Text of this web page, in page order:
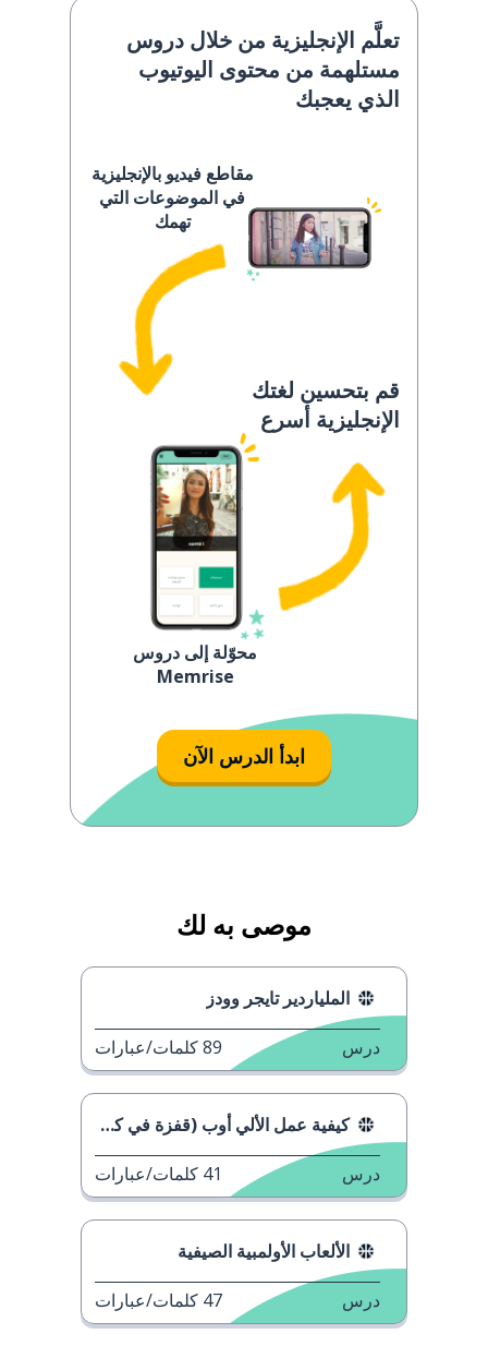
تعلَّم الإنجليزية من خلال دروس
مستلهمة من محتوى اليوتيوب
الذي يعجبك
مقاطع فيديو بالإنجليزية
في الموضوعات التي
تهمك
قم بتحسين لغتك
الإنجليزية أسرع
محوّلة إلى دروس
Memrise
ابدأ الدرس الآن
موصى به لك
الملياردير تايجر وودز
درس 89كلمات/عبارات
كيفية عمل الألي أوب (قفزة في كرة السلة)
درس 41 كلمات/عبارات
الألعاب الأولمبية الصيفية
درس 47 كلمات/عبارات